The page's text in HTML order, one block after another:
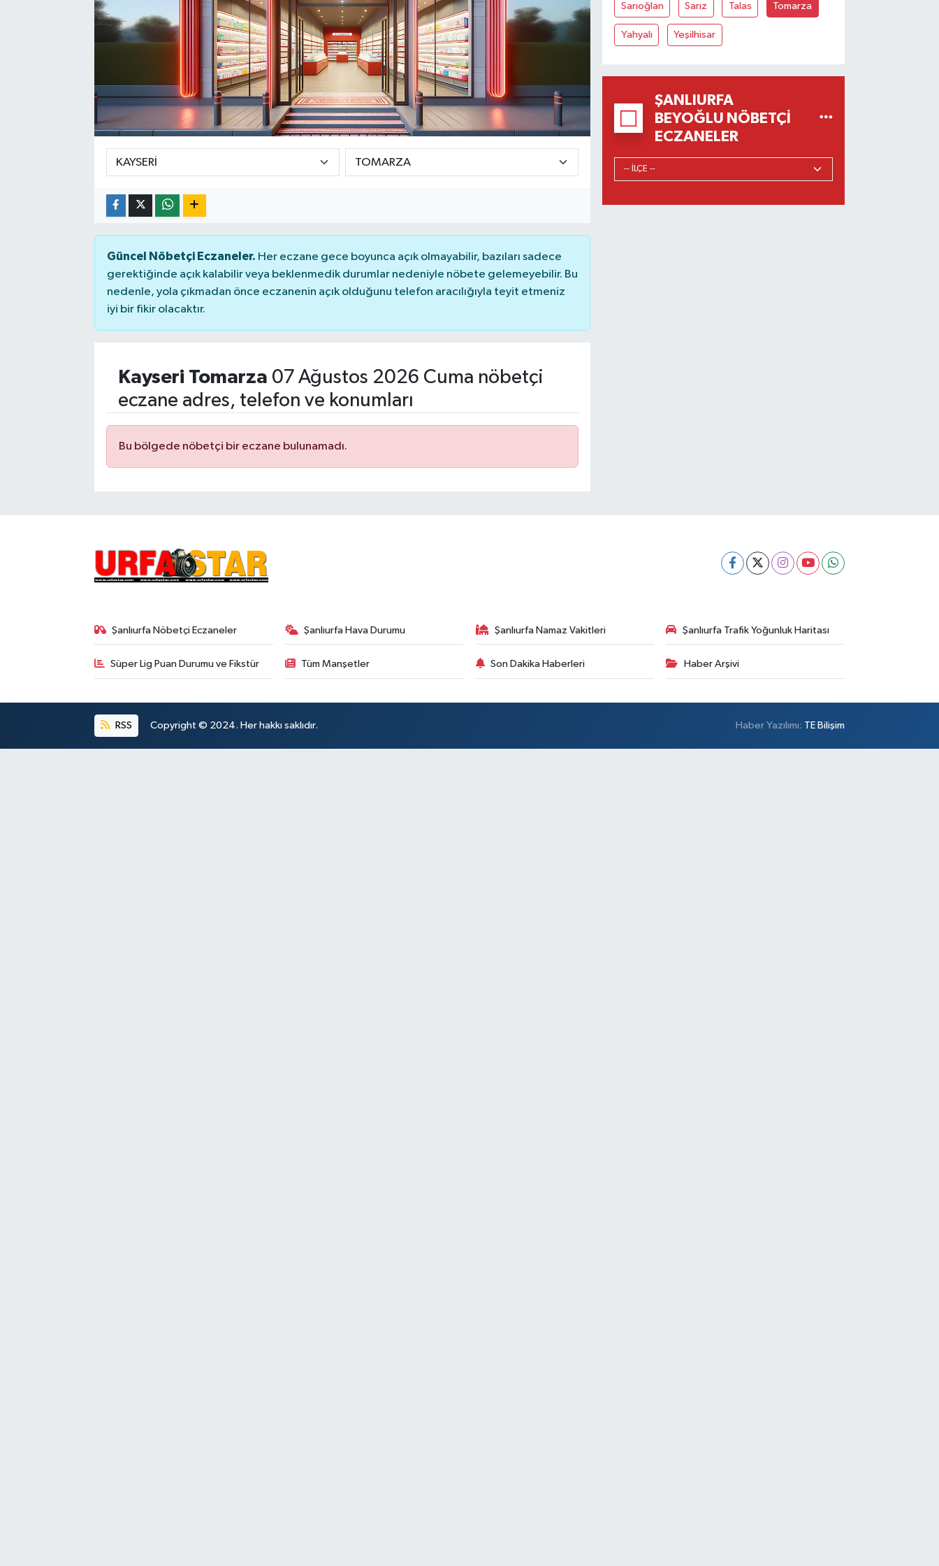
Güncel Nöbetçi Eczaneler. Her eczane gece boyunca açık olmayabilir, bazıları sadece
gerektiğinde açık kalabilir veya beklenmedik durumlar nedeniyle nöbete gelemeyebilir. Bu
nedenle, yola çıkmadan önce eczanenin açık olduğunu telefon aracılığıyla teyit etmeniz
iyi bir fikir olacaktır.
Kayseri Tomarza 07 Ağustos 2026 Cuma nöbetçi
eczane adres, telefon ve konumları
Bu bölgede nöbetçi bir eczane bulunamadı.
Sarıoğlan Sarız Talas Tomarza
Yahyalı Yeşilhisar
ŞANLIURFA
BEYOĞLU NÖBETÇI
ECZANELER
Şanlıurfa Nöbetçi Eczaneler Şanlıurfa Hava Durumu Şanlıurfa Namaz Vakitleri Şanlıurfa Trafik Yoğunluk Haritası
Süper Lig Puan Durumu ve Fikstür Tüm Manşetler Son Dakika Haberleri Haber Arşivi
RSS Copyright © 2024. Her hakkı saklıdır. Haber Yazılımı: TE Bilişim